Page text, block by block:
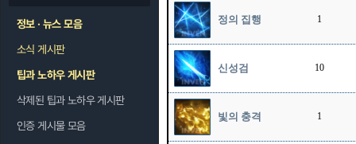
정보 · 뉴스 모음
소식 게시판
팁과 노하우 게시판
삭제된 팁과 노하우 게시판
인증 게시물 모음
정의 집행 1
신성검 10
빛의 충격 1